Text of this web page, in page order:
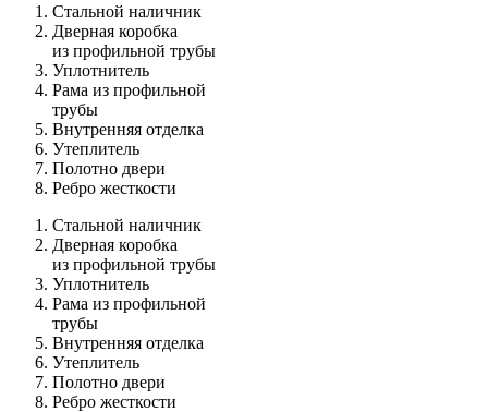
Стальной наличник
Дверная коробка
из профильной трубы
Уплотнитель
Рама из профильной
трубы
Внутренняя отделка
Утеплитель
Полотно двери
Ребро жесткости
Стальной наличник
Дверная коробка
из профильной трубы
Уплотнитель
Рама из профильной
трубы
Внутренняя отделка
Утеплитель
Полотно двери
Ребро жесткости